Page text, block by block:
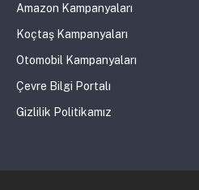
Amazon Kampanyaları
Koçtaş Kampanyaları
Otomobil Kampanyaları
Çevre Bilgi Portalı
Gizlilik Politikamız